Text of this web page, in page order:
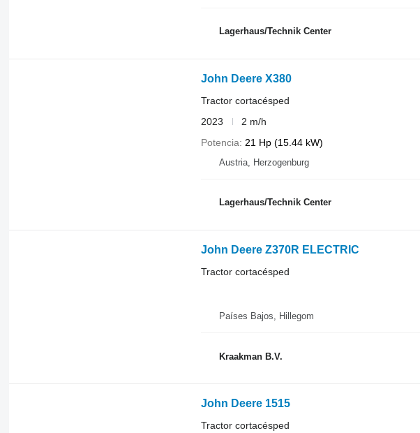
Lagerhaus/Technik Center
John Deere X380
Tractor cortacésped
2023
2 m/h
Potencia
21 Hp (15.44 kW)
Austria, Herzogenburg
Lagerhaus/Technik Center
John Deere Z370R ELECTRIC
Tractor cortacésped
Países Bajos, Hillegom
Kraakman B.V.
John Deere 1515
Tractor cortacésped